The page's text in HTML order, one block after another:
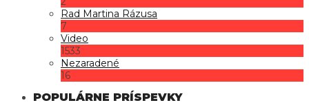
Rad Martina Rázusa
7
Video
1533
Nezaradené
16
POPULÁRNE PRÍSPEVKY